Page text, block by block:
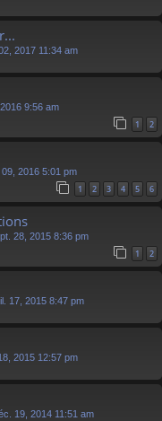
2017 11:34 am
9:56 am
1 2
2016 5:01 pm
1 2 3 4 5 6
28, 2015 8:36 pm
1 2
17, 2015 8:47 pm
2015 12:57 pm
19, 2014 11:51 am